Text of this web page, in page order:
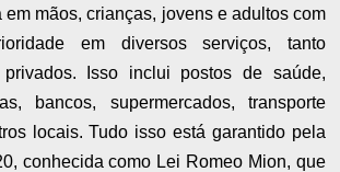
em mãos, crianças, jovens e adultos com
em diversos serviços, tanto
Isso inclui postos de saúde,
bancos, supermercados, transporte
locais. Tudo isso está garantido pela
conhecida como Lei Romeo Mion, que